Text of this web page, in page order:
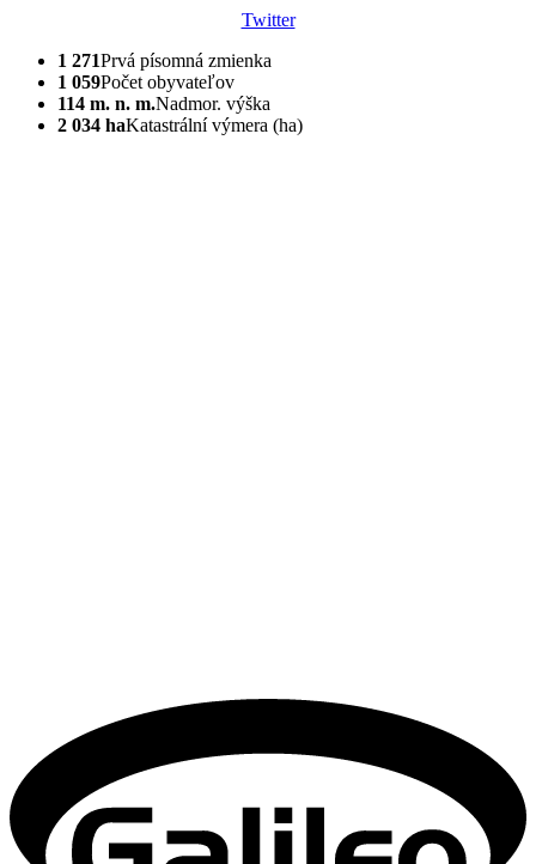
Twitter
1 271Prvá písomná zmienka
1 059Počet obyvateľov
114 m. n. m.Nadmor. výška
2 034 haKatastrální výmera (ha)